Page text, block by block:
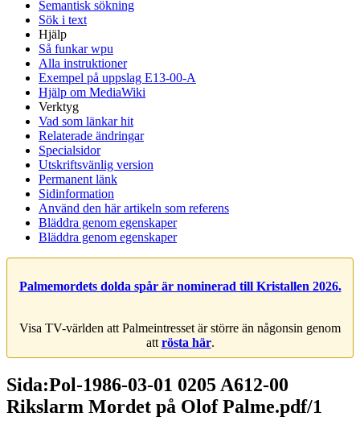
Semantisk sökning
Sök i text
Hjälp
Så funkar wpu
Alla instruktioner
Exempel på uppslag E13-00-A
Hjälp om MediaWiki
Verktyg
Vad som länkar hit
Relaterade ändringar
Specialsidor
Utskriftsvänlig version
Permanent länk
Sidinformation
Använd den här artikeln som referens
Bläddra genom egenskaper
Bläddra genom egenskaper
Palmemordets dolda spår är nominerad till Kristallen 2026.
Visa TV-världen att Palmeintresset är större än någonsin genom
att rösta här.
Sida:Pol-1986-03-01 0205 A612-00
Rikslarm Mordet på Olof Palme.pdf/1